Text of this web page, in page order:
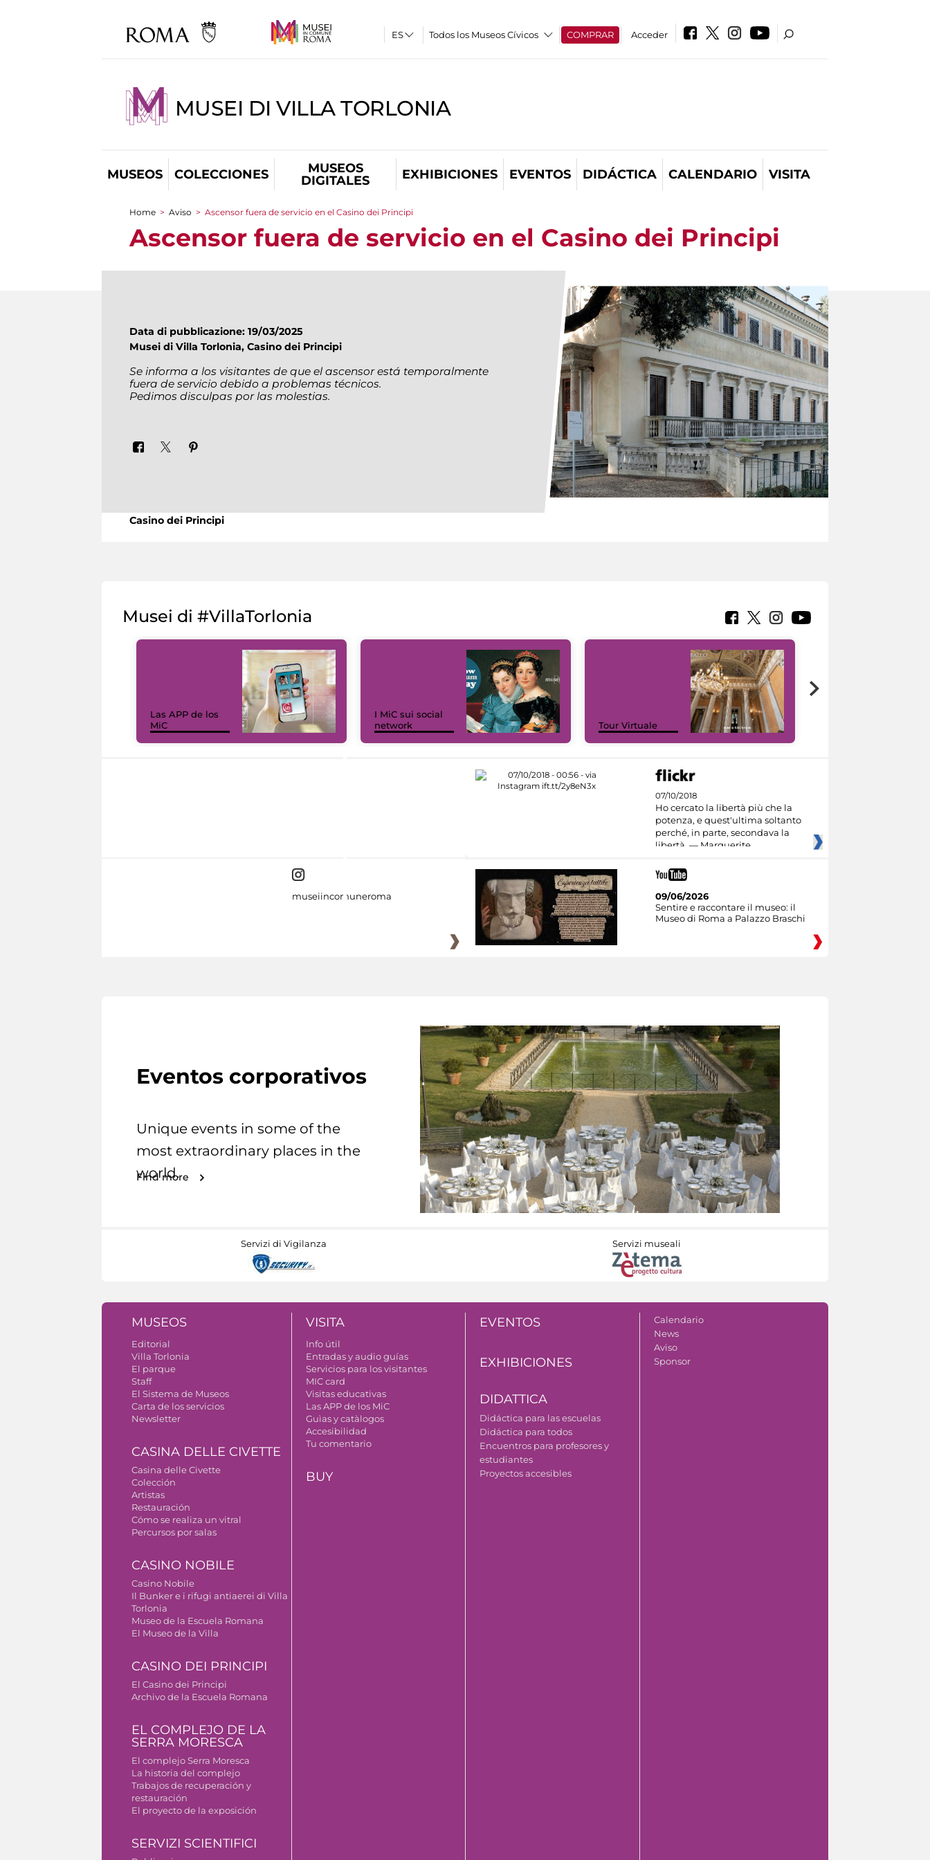
Todos los Museos Cívicos COMPRAR Acceder
MUSEI DI VILLA TORLONIA
MUSEOS COLECCIONES
MUSEOS
DIGITALES
EXHIBICIONES EVENTOS DIDÁCTICA CALENDARIO VISITA
You are here
Home > Aviso > Ascensor fuera de servicio en el Casino dei Principi
Ascensor fuera de servicio en el Casino dei Principi
Data di pubblicazione: 19/03/2025
Musei di Villa Torlonia, Casino dei Principi
Se informa a los visitantes de que el ascensor está temporalmente
fuera de servicio debido a problemas técnicos.
Pedimos disculpas por las molestias.
Casino dei Principi
Musei di #VillaTorlonia
Las APP de los
MiC
I MiC sui social
network
Tour Virtuale
07/10/2018
Ho cercato la libertà più che la
potenza, e quest'ultima soltanto
perché, in parte, secondava la
libertà. — Marguerite
museiincomuneroma
09/06/2026
Sentire e raccontare il museo: il
Museo di Roma a Palazzo Braschi
Eventos corporativos
Unique events in some of the
most extraordinary places in the
world.
Find more
Servizi di Vigilanza Servizi museali
MUSEOS
Editorial
Villa Torlonia
El parque
Staff
El Sistema de Museos
Carta de los servicios
Newsletter
CASINA DELLE CIVETTE
Casina delle Civette
Colección
Artistas
Restauración
Cómo se realiza un vitral
Percursos por salas
CASINO NOBILE
Casino Nobile
Il Bunker e i rifugi antiaerei di Villa
Torlonia
Museo de la Escuela Romana
El Museo de la Villa
CASINO DEI PRINCIPI
El Casino dei Principi
Archivo de la Escuela Romana
EL COMPLEJO DE LA
SERRA MORESCA
El complejo Serra Moresca
La historia del complejo
Trabajos de recuperación y
restauración
El proyecto de la exposición
SERVIZI SCIENTIFICI
VISITA
Info útil
Entradas y audio guías
Servicios para los visitantes
MIC card
Visitas educativas
Las APP de los MiC
Guìas y catàlogos
Accesibilidad
Tu comentario
BUY
EVENTOS
EXHIBICIONES
DIDATTICA
Didáctica para las escuelas
Didáctica para todos
Encuentros para profesores y
estudiantes
Proyectos accesibles
Calendario
News
Aviso
Sponsor